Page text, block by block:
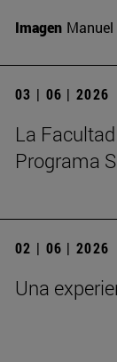
Imagen
03 | 06 | 2026
La
Programa
02 | 06 | 2026
Una